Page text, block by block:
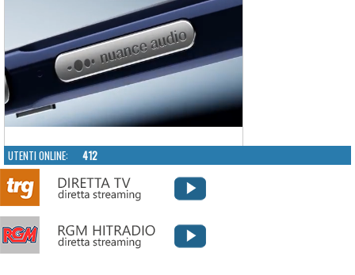
UTENTI ONLINE: 412